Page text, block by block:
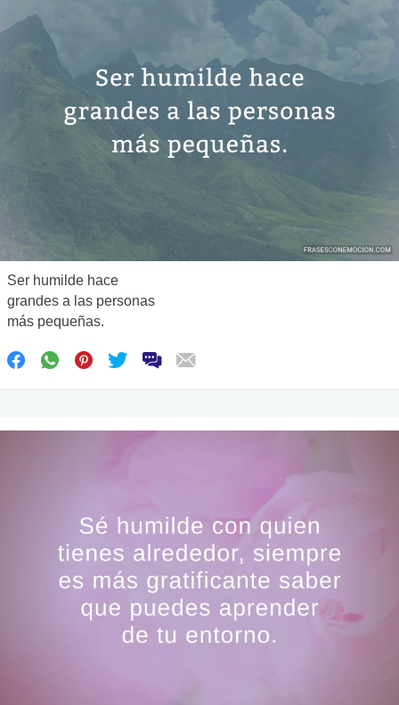
Ser humilde hace
grandes a las personas
más pequeñas.